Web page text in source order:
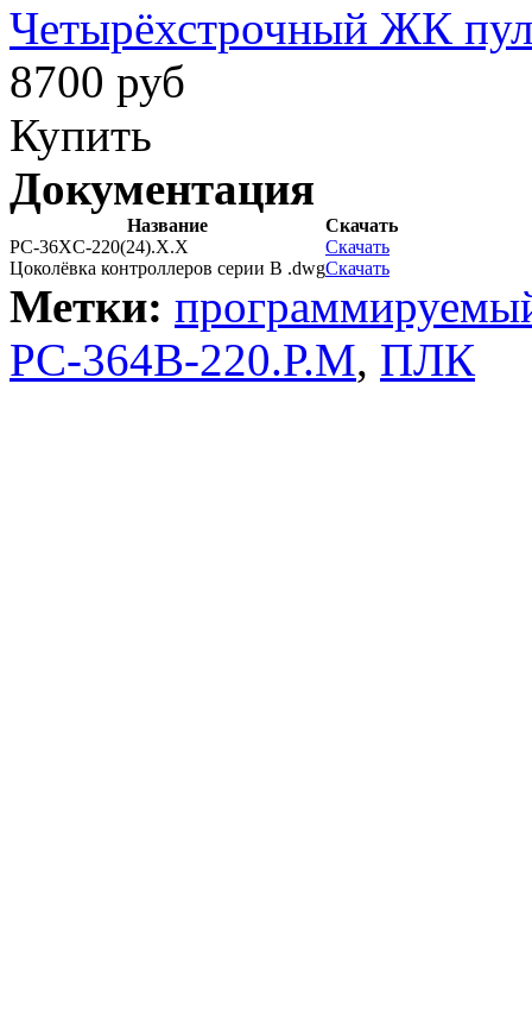
Четырёхстрочный ЖК
8700 руб
Купить
Документация
Название
Скачать
РС-36XС-220(24).Х.Х
Скачать
Цоколёвка контроллеров серии B .dwgСкачать
Метки:
РС-364B-220.Р.М, ПЛК